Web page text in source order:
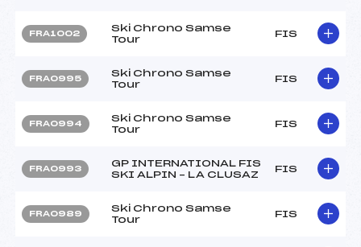
FRA1002
Ski Chrono Samse
Tour
FIS
FRA0995
Ski Chrono Samse
Tour
FIS
FRA0994
Ski Chrono Samse
Tour
FIS
FRA0993
GP INTERNATIONAL FIS
SKI ALPIN – LA CLUSAZ
FIS
FRA0989
Ski Chrono Samse
Tour
FIS